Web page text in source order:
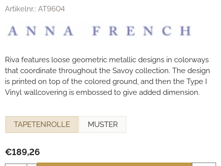
Artikelnr.: AT9604
Riva features loose geometric metallic designs in colorways
that coordinate throughout the Savoy collection. The design
is printed on top of the colored ground, and then the Type I
Vinyl wallcovering is embossed to give added dimension.
TAPETENROLLE MUSTER
€189,26